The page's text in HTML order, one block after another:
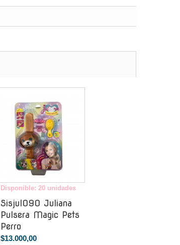
Disponible: 20 unidades
Sisjul090 Juliana
Pulsera Magic Pets
Perro
$13.000,00